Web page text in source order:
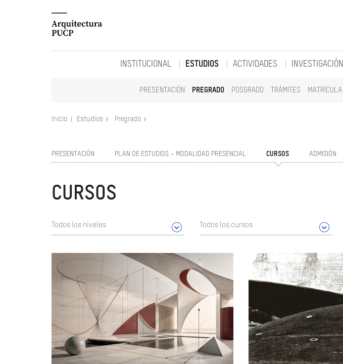
INSTITUCIONAL ESTUDIOS
PRESENTACIÓN PREGRADO POSGRADO TRÁMITES MATRÍCULA
ACTIVIDADES INVESTIGACIÓN
Inicio Estudios Pregrado
PRESENTACIÓN PLAN DE ESTUDIOS – MODALIDAD PRESENCIAL CURSOS ADMISIÓN
CURSOS
Todos los niveles Todos los cursos